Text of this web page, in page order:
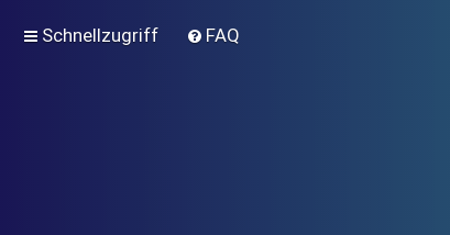
Schnellzugriff FAQ